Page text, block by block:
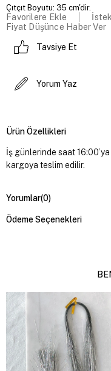
Çıtçıt Boyutu: 35 cm'dir.
Favorilere Ekle
Fiyat Düşünce Haber Ver
Tavsiye Et
Yorum Yaz
Ürün Özellikleri
İş günlerinde saat
kargoya teslim edilir.
Yorumlar(0)
Ödeme Seçenekleri